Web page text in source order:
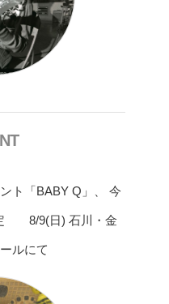
ト「BABY Q」、 今
8/9(日) 石川・金
ルにて